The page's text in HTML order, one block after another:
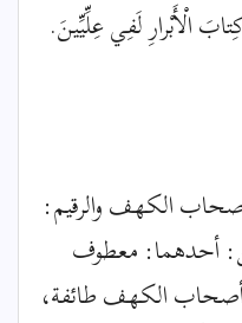
الْأَبْرارِ لَفِي عِلِّيِّينَ.
الكهف والرقيم:
أحدهما: معطوف
أصحاب الكهف طائفة،